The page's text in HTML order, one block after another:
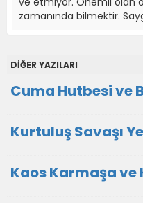
zamanında bilmektir.
DİĞER YAZILARI
Cuma Hutbesi ve
Kurtuluş Savaşı
Kaos Karmaşa ve